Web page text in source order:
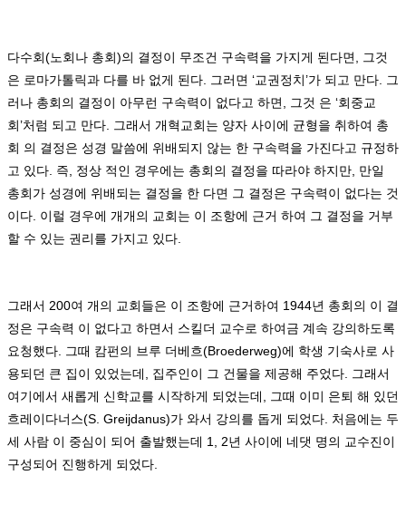
다수회(노회나 총회)의 결정이 무조건 구속력을 가지게 된다면
그것
은 로마가톨릭과 다를 바 없게 된다
그러면 ‘교권정치’가 되고 만다
그
러나 총회의 결정이 아무런 구속력이 없다고 하면
그것 은 ‘회중교
회’처럼 되고 만다
그래서 개혁교회는 양자 사이에 균형을 취하여 총
회 의 결정은 성경 말씀에 위배되지 않는 한 구속력을 가진다고 규정하
고 있다 즉 정상 적인 경우에는 총회의 결정을 따라야 하지만 만일
총회가 성경에 위배되는 결정을 한 다면 그 결정은 구속력이 없다는 것
이다 이럴 경우에 개개의 교회는 이 조항에 근거 하여 그 결정을 거부
할 수 있는 권리를 가지고 있다
그래서 200여 개의 교회들은 이 조항에 근거하여 1944년 총회의 이 결
정은 구속력 이 없다고 하면서 스킬더 교수로 하여금 계속 강의하도록
요청했다
그때 캄펀의 브루 더베흐(Broederweg)에 학생 기숙사로 사
용되던 큰 집이 있었는데
집주인이 그 건물을 제공해 주었다
그래서
여기에서 새롭게 신학교를 시작하게 되었는데
그때 이미 은퇴 해 있던
흐레이다너스(S. Greijdanus)가 와서 강의를 돕게 되었다 처음에는 두
세 사람 이 중심이 되어 출발했는데 1, 2년 사이에 네댓 명의 교수진이
구성되어 진행하게 되었다